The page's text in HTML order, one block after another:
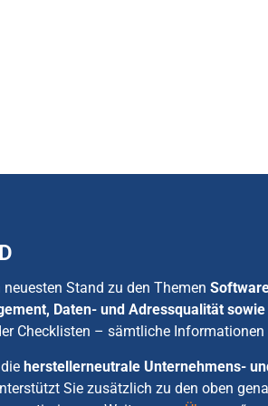
Stand zu den Themen
Daten- und Adressqualität
Checklisten – sämtliche
herstellerneutrale Unternehmens-
Sie zusätzlich zu den oben